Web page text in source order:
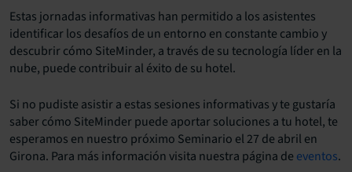
Estas jornadas informativas han permitido a los asistentes
identificar los desafíos de un entorno en constante cambio y
descubrir cómo SiteMinder, a través de su tecnología líder en la
nube, puede contribuir al éxito de su hotel.
Si no pudiste asistir a estas sesiones informativas y te gustaría
saber cómo SiteMinder puede aportar soluciones a tu hotel, te
esperamos en nuestro próximo Seminario el 27 de abril en
Girona. Para más información visita nuestra página de eventos.